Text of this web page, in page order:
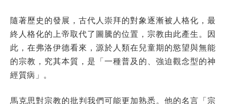
隨著歷史的發展，古代人崇拜的對象逐漸被人格化，最
終人格化的上帝取代了圖騰的位置，宗教由此產生。因
此，在弗洛伊德看來，源於人類在兒童期的慾望與無能
的宗教，究其本質，是「一種普及的、強迫觀念型的神
經質病」。
馬克思對宗教的批判我們可能更加熟悉。他的名言「宗